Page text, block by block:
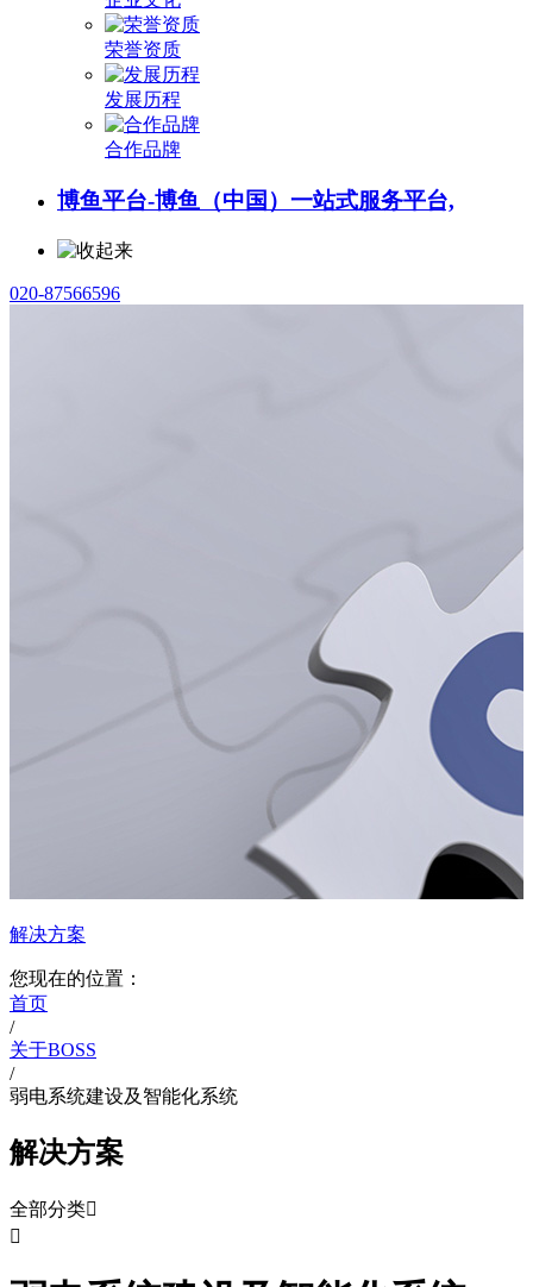
荣誉资质
发展历程
合作品牌
博鱼平台-博鱼（中国）一站式服务平台,
020-87566596
解决方案
您现在的位置：
首页
/
关于BOSS
/
弱电系统建设及智能化系统
解决方案
全部分类
